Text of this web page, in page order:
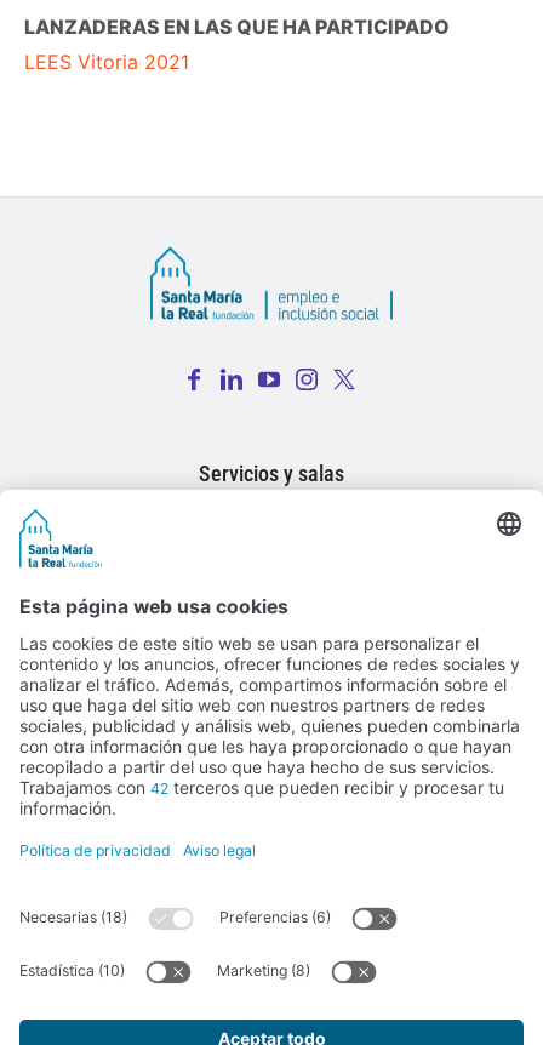
LANZADERAS EN LAS QUE HA PARTICIPADO
LEES Vitoria 2021
ok
In
e
am
X
Servicios y salas
Actualidad
Testimonios
Contacto
Legal
Política de cookies
Recibe nuestro Newsletter